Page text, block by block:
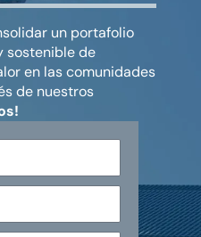
un portafolio
sostenible de
en las comunidades
de nuestros